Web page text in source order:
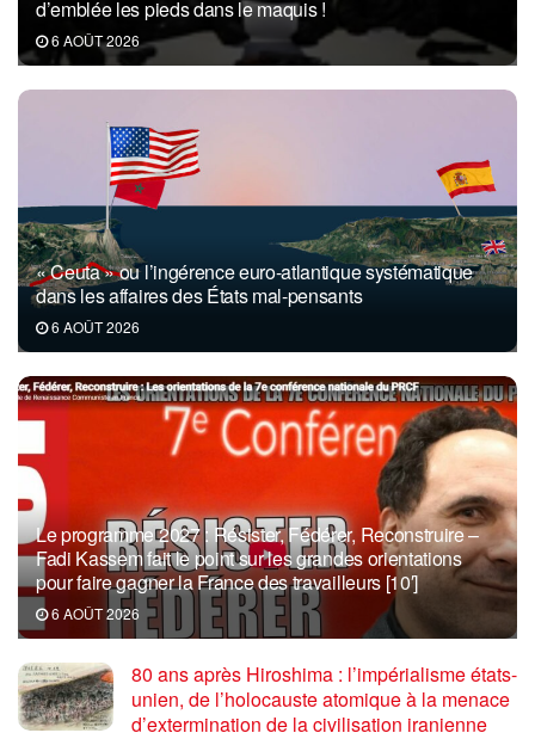
d’emblée les pieds dans le maquis !
6 AOÛT 2026
« Ceuta » ou l’ingérence euro-atlantique systématique
dans les affaires des États mal-pensants
6 AOÛT 2026
Le programme 2027 : Résister, Fédérer, Reconstruire –
Fadi Kassem fait le point sur les grandes orientations
pour faire gagner la France des travailleurs [10′]
6 AOÛT 2026
80 ans après Hiroshima : l’impérialisme états-
unien, de l’holocauste atomique à la menace
d’extermination de la civilisation iranienne